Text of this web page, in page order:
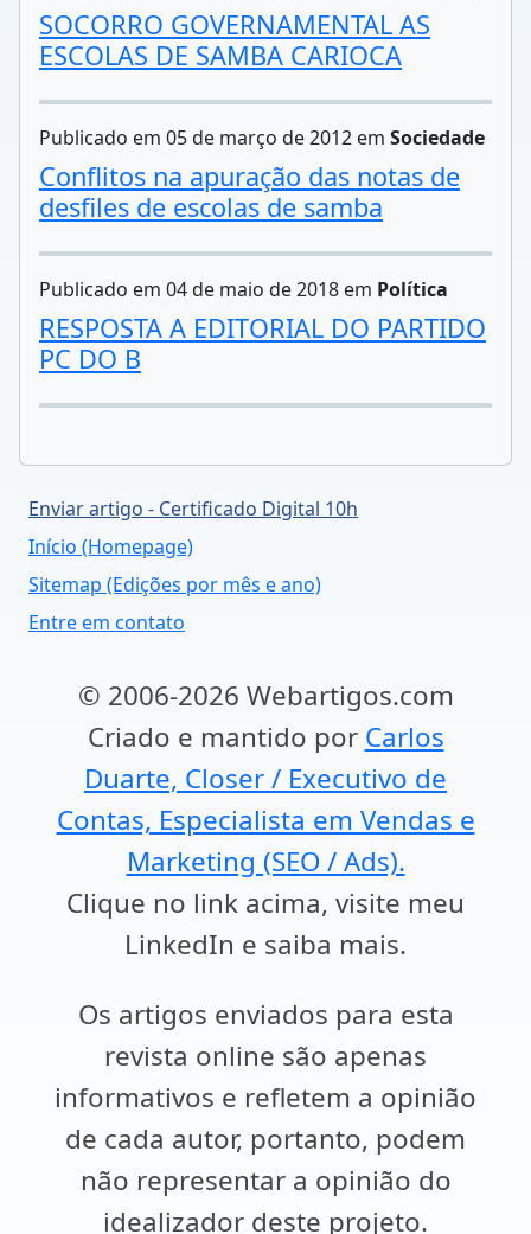
SOCORRO GOVERNAMENTAL AS
ESCOLAS DE SAMBA CARIOCA
Publicado em 05 de março de 2012 em Sociedade
Conflitos na apuração das notas de
desfiles de escolas de samba
Publicado em 04 de maio de 2018 em Política
RESPOSTA A EDITORIAL DO PARTIDO
PC DO B
Enviar artigo - Certificado Digital 10h
Início (Homepage)
Sitemap (Edições por mês e ano)
Entre em contato
© 2006-2026 Webartigos.com
Criado e mantido por Carlos
Duarte, Closer / Executivo de
Contas, Especialista em Vendas e
Marketing (SEO / Ads).
Clique no link acima, visite meu
LinkedIn e saiba mais.
Os artigos enviados para esta
revista online são apenas
informativos e refletem a opinião
de cada autor, portanto, podem
não representar a opinião do
idealizador deste projeto.